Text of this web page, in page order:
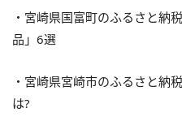
・宮崎県国富町のふるさと納
品」6選
・宮崎県宮崎市のふるさと納
は?